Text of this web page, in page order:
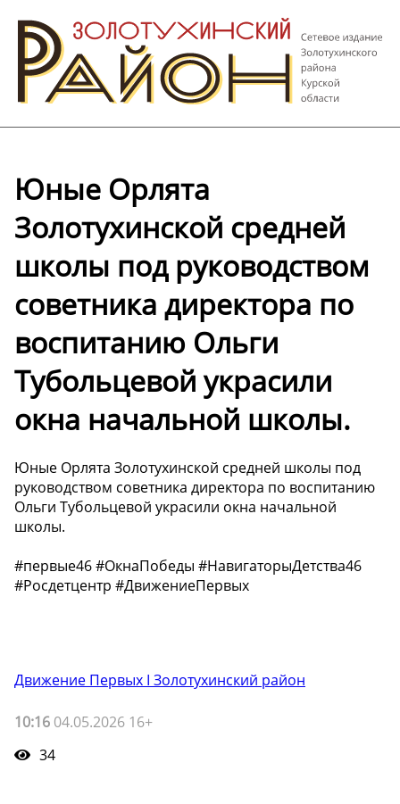
Юные Орлята
Золотухинской средней
школы под руководством
советника директора по
воспитанию Ольги
Тубольцевой украсили
окна начальной школы.
Юные Орлята Золотухинской средней школы под
руководством советника директора по воспитанию
Ольги Тубольцевой украсили окна начальной
школы.
#первые46 #ОкнаПобеды #НавигаторыДетства46
#Росдетцентр #ДвижениеПервых
Движение Первых I Золотухинский район
10:16 04.05.2026 16+
34